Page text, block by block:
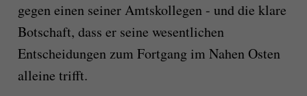
gegen einen seiner Amtskollegen - und die klare
Botschaft, dass er seine wesentlichen
Entscheidungen zum Fortgang im Nahen Osten
alleine trifft.